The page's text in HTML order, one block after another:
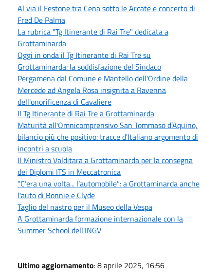
Al via il Festone tra Cena sotto le Arcate e concerto di
Fred De Palma
La rubrica "Tg Itinerante di Rai Tre" dedicata a
Grottaminarda
Oggi in onda il Tg Itinerante di Rai Tre su
Grottaminarda: la soddisfazione del Sindaco
Pergamena dal Comune e Mantello dell'Ordine della
Mercede ad Angela Rosa insignita a Ravenna
dell'onorificenza di Cavaliere
Il Tg Itinerante di Rai Tre a Grottaminarda
Maturità all'Omnicomprensivo San Tommaso d’Aquino,
bilancio più che positivo: tracce d'Italiano argomento di
incontri a scuola
Il Ministro Valditara a Grottaminarda per la consegna
dei Diplomi ITS in Meccatronica
“C’era una volta... l’automobile”: a Grottaminarda anche
l'auto di Bonnie e Clyde
Taglio del nastro per il Museo della Vespa
A Grottaminarda formazione internazionale con la
Summer School dell'INGV
Ultimo aggiornamento: 8 aprile 2025, 16:56